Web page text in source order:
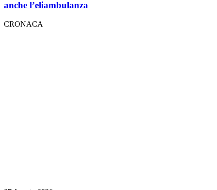
anche l’eliambulanza
CRONACA